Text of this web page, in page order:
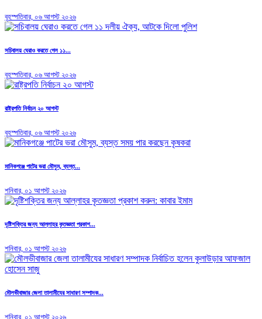
বৃহস্পতিবার, ০৬ আগস্ট ২০২৬
সচিবালয় ঘেরাও করতে গেল ১১...
বৃহস্পতিবার, ০৬ আগস্ট ২০২৬
রাষ্ট্রপতি নির্বাচন ২০ আগস্ট
বৃহস্পতিবার, ০৬ আগস্ট ২০২৬
মানিকগঞ্জে পাটের ভরা মৌসুম, ব্যস্ত...
শনিবার, ০১ আগস্ট ২০২৬
দৃষ্টিশক্তির জন্য আল্লাহর কৃতজ্ঞতা প্রকাশ...
শনিবার, ০১ আগস্ট ২০২৬
মৌলভীবাজার জেলা তালামীযের সাধারণ সম্পাদক...
শনিবার, ০১ আগস্ট ২০২৬